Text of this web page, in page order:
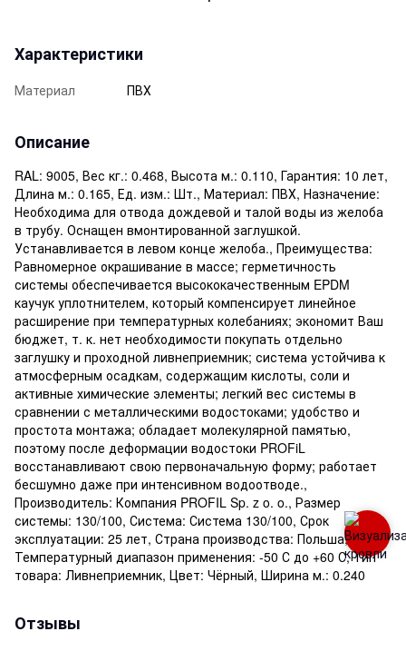
Характеристики
Материал ПВХ
Описание
RAL: 9005, Вес кг.: 0.468, Высота м.: 0.110, Гарантия: 10 лет,
Длина м.: 0.165, Ед. изм.: Шт., Материал: ПВХ, Назначение:
Необходима для отвода дождевой и талой воды из желоба
в трубу. Оснащен вмонтированной заглушкой.
Устанавливается в левом конце желоба., Преимущества:
Равномерное окрашивание в массе; герметичность
системы обеспечивается высококачественным EPDM
каучук уплотнителем, который компенсирует линейное
расширение при температурных колебаниях; экономит Ваш
бюджет, т. к. нет необходимости покупать отдельно
заглушку и проходной ливнеприемник; система устойчива к
атмосферным осадкам, содержащим кислоты, соли и
активные химические элементы; легкий вес системы в
сравнении с металлическими водостоками; удобство и
простота монтажа; обладает молекулярной памятью,
поэтому после деформации водостоки PROFiL
восстанавливают свою первоначальную форму; работает
бесшумно даже при интенсивном водоотводе.,
Производитель: Компания PROFIL Sp. z o. o., Размер
системы: 130/100, Система: Система 130/100, Срок
эксплуатации: 25 лет, Страна производства: Польша,
Температурный диапазон применения: -50 С до +60 С, Тип
товара: Ливнеприемник, Цвет: Чёрный, Ширина м.: 0.240
Отзывы